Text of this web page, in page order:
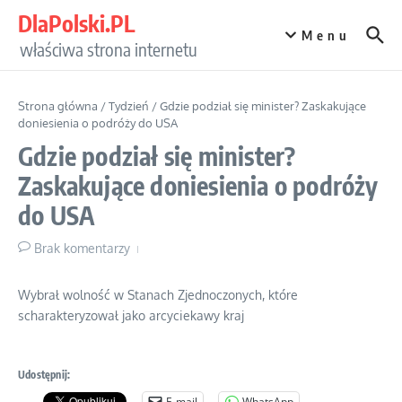
DlaPolski.PL
właściwa strona internetu
Menu
Strona główna /Tydzień /Gdzie podział się minister? Zaskakujące
doniesienia o podróży do USA
Gdzie podział się minister?
Zaskakujące doniesienia o podróży
do USA
Brak komentarzy
Wybrał wolność w Stanach Zjednoczonych, które
scharakteryzował jako arcyciekawy kraj
Udostępnij: